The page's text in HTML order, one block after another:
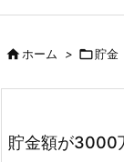
ホーム > 貯金
貯金額が3000